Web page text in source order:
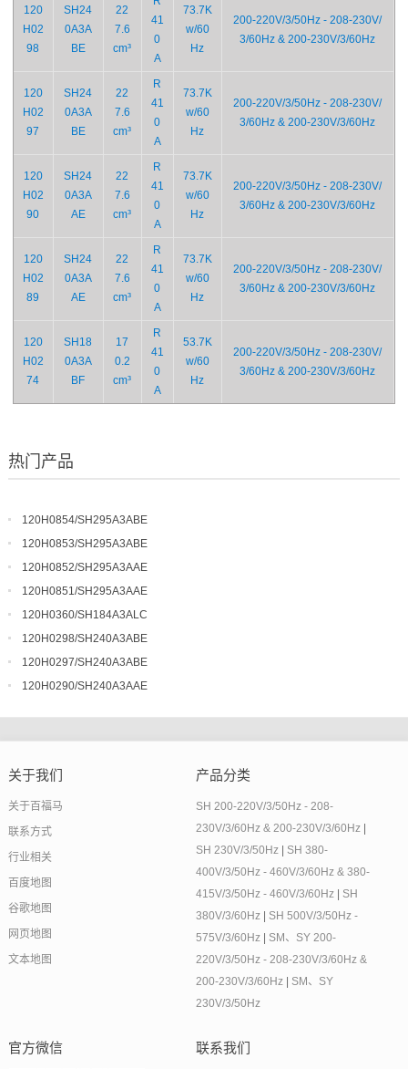
120
H02
98
SH24
0A3A
BE
22
7.6
cm³
41
0
A
73.7K
w/60
Hz
200-220V/3/50Hz - 208-230V/
3/60Hz & 200-230V/3/60Hz
120
H02
97
SH24
0A3A
BE
22
7.6
cm³
R
41
0
A
73.7K
w/60
Hz
200-220V/3/50Hz - 208-230V/
3/60Hz & 200-230V/3/60Hz
120
H02
90
SH24
0A3A
AE
22
7.6
cm³
R
41
0
A
73.7K
w/60
Hz
200-220V/3/50Hz - 208-230V/
3/60Hz & 200-230V/3/60Hz
120
H02
89
SH24
0A3A
AE
22
7.6
cm³
R
41
0
A
73.7K
w/60
Hz
200-220V/3/50Hz - 208-230V/
3/60Hz & 200-230V/3/60Hz
120
H02
74
SH18
0A3A
BF
17
0.2
cm³
R
41
0
A
53.7K
w/60
Hz
200-220V/3/50Hz - 208-230V/
3/60Hz & 200-230V/3/60Hz
热门产品
120H0854/SH295A3ABE
120H0853/SH295A3ABE
120H0852/SH295A3AAE
120H0851/SH295A3AAE
120H0360/SH184A3ALC
120H0298/SH240A3ABE
120H0297/SH240A3ABE
120H0290/SH240A3AAE
关于我们
关于百福马
联系方式
行业相关
百度地图
谷歌地图
网页地图
文本地图
产品分类
SH 200-220V/3/50Hz - 208-
230V/3/60Hz & 200-230V/3/60Hz
SH 230V/3/50Hz
SH 380-
400V/3/50Hz - 460V/3/60Hz & 380-
415V/3/50Hz - 460V/3/60Hz
SH
380V/3/60Hz
SH 500V/3/50Hz -
575V/3/60Hz
SM、SY 200-
220V/3/50Hz - 208-230V/3/60Hz &
200-230V/3/60Hz
SM、SY
230V/3/50Hz
官方微信 联系我们